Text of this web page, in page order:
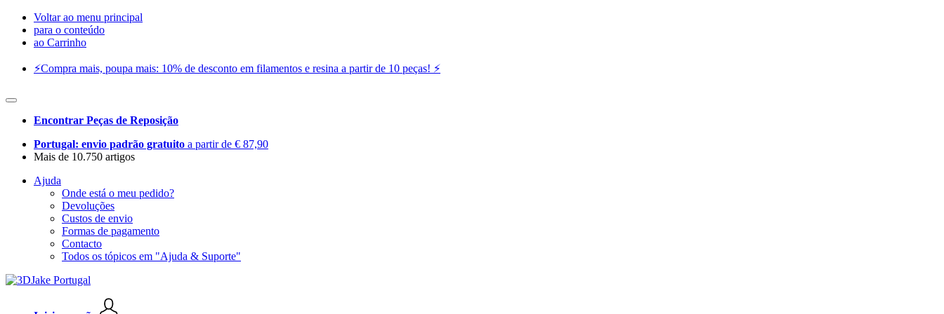
Voltar ao menu principal
para o conteúdo
ao Carrinho
⚡️Compra mais, poupa mais: 10% de desconto em filamentos e resina a partir de 10 peças! ⚡️
Encontrar Peças de Reposição
Portugal: envio padrão gratuito a partir de € 87,90
Mais de 10.750 artigos
Ajuda
Onde está o meu pedido?
Devoluções
Custos de envio
Formas de pagamento
Contacto
Todos os tópicos em "Ajuda & Suporte"